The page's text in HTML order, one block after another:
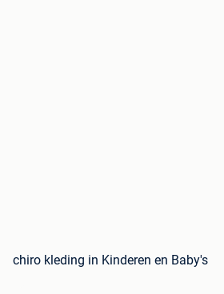
chiro kleding in Kinderen en Baby's